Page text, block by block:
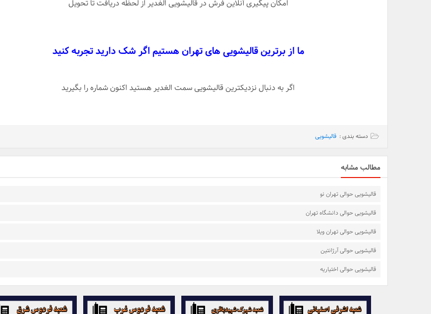
امکان پیگیری آنلاین فرش در قالیشویی الغدیر از لحظه دریافت تا تحویل
ما از برترین قالیشویی های تهران هستیم اگر شک دارید تجربه کنید
اگر به دنبال نزدیکترین قالیشویی سمت الغدیر هستید اکنون شماره را بگیرید
دسته بندی : قالیشویی
مطالب مشابه
قالیشویی حوالی تهران نو
قالیشویی حوالی دانشگاه تهران
قالیشویی حوالی تهران ویلا
قالیشویی حوالی آرژانتین
قالیشویی حوالی اختیاریه